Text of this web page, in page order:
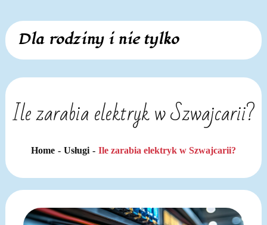
Skip
content
Dla rodziny i nie tylko
Ile zarabia elektryk w Szwajcarii?
Home Usługi Ile zarabia elektryk w Szwajcarii?